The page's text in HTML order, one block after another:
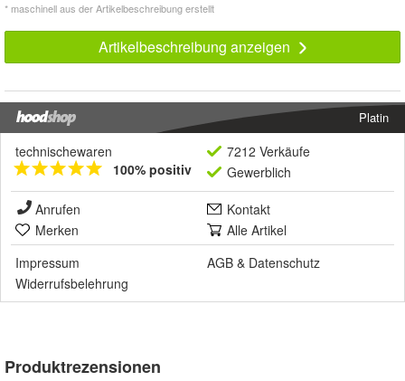
* maschinell aus der Artikelbeschreibung erstellt
Artikelbeschreibung anzeigen
Platin
technischewaren
100% positiv
7212 Verkäufe
Gewerblich
Anrufen
Kontakt
Merken
Alle Artikel
Impressum
AGB & Datenschutz
Widerrufsbelehrung
Produktrezensionen